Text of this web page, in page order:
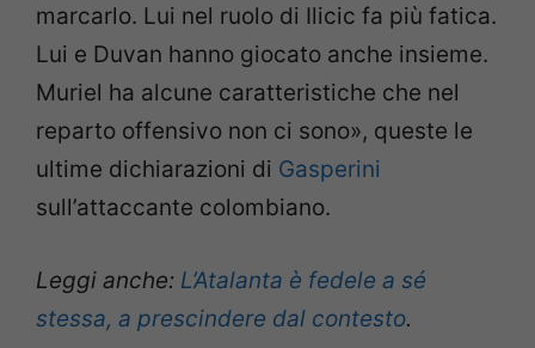
marcarlo. Lui nel ruolo di Ilicic fa più fatica.
Lui e Duvan hanno giocato anche insieme.
Muriel ha alcune caratteristiche che nel
reparto offensivo non ci sono», queste le
ultime dichiarazioni di Gasperini
sull’attaccante colombiano.
Leggi anche: L’Atalanta è fedele a sé
stessa, a prescindere dal contesto.